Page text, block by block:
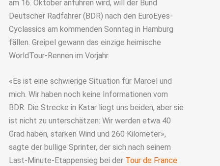
am 16. Oktober anführen wird, will der Bund
Deutscher Radfahrer (BDR) nach den EuroEyes-
Cyclassics am kommenden Sonntag in Hamburg
fällen. Greipel gewann das einzige heimische
WorldTour-Rennen im Vorjahr.
«Es ist eine schwierige Situation für Marcel und
mich. Wir haben noch keine Informationen vom
BDR. Die Strecke in Katar liegt uns beiden, aber sie
ist nicht zu unterschätzen: Wir werden etwa 40
Grad haben, starken Wind und 260 Kilometer»,
sagte der bullige Sprinter, der sich nach seinem
Last-Minute-Etappensieg bei der Tour de France